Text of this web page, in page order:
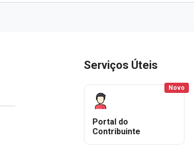
Serviços Úteis
Portal do
Contribuinte
Novo